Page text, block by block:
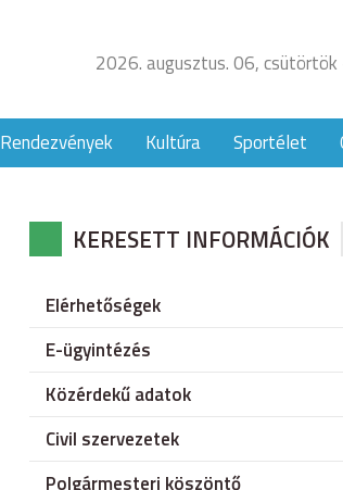
2026. augusztus. 06,
Rendezvények Kultúra Sportélet
KERESETT INFORMÁCIÓK
Elérhetőségek
E-ügyintézés
Közérdekű adatok
Civil szervezetek
Polgármesteri köszöntő